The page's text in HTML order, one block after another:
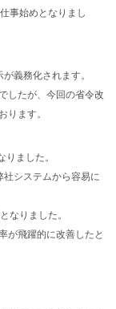
事始めとなりまし
義務化されます。
したが、今回の省令改
ります。
ました。
システムから容易に
なりました。
が飛躍的に改善したと